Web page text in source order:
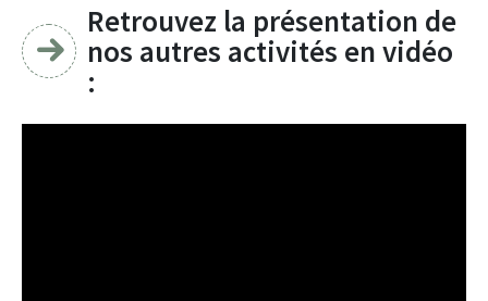
Retrouvez la présentation de
nos autres activités en vidéo
: